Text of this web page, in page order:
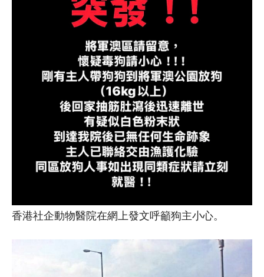
香港社企動物醫院在網上發文呼籲狗主小心。